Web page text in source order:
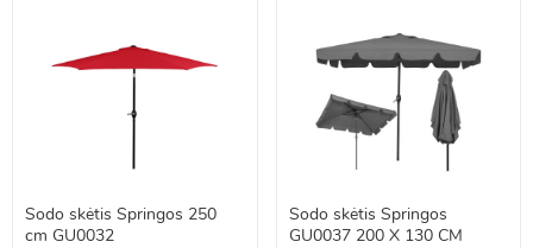
Sodo skėtis Springos 250
cm GU0032
Sodo skėtis Springos
GU0037 200 X 130 CM